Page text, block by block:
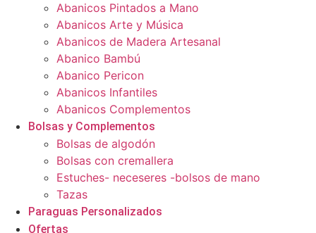
Abanicos Pintados a Mano
Abanicos Arte y Música
Abanicos de Madera Artesanal
Abanico Bambú
Abanico Pericon
Abanicos Infantiles
Abanicos Complementos
Bolsas y Complementos
Bolsas de algodón
Bolsas con cremallera
Estuches- neceseres -bolsos de mano
Tazas
Paraguas Personalizados
Ofertas